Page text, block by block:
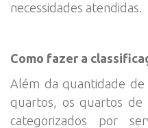
necessidades atendidas.
Como fazer a
Além da quantidade de
quartos, os quartos
categorizados por